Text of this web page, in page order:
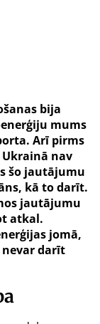
bija
mums
Arī pirms
nav
šo jautājumu
kā to darīt.
jautājumu
atkal.
jomā,
nevar darīt